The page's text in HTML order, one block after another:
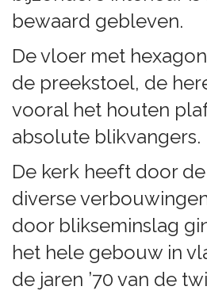
bewaard gebleven.
De vloer met
de preekstoel, de
vooral het houten
absolute blikvangers.
De kerk heeft door
diverse
door blikseminslag
het hele gebouw in
de jaren ’70 van de